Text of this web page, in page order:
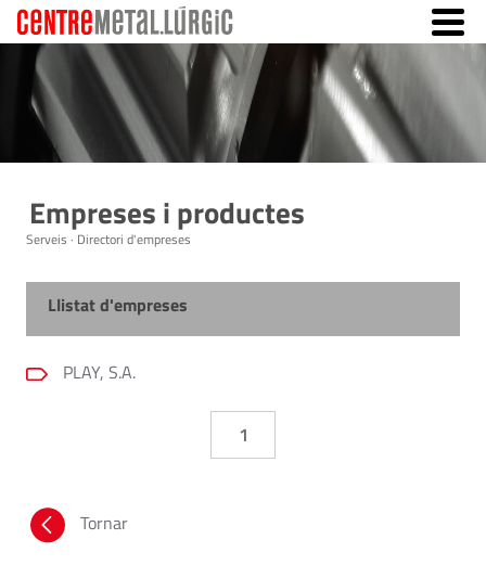
Empreses i productes
Serveis · Directori d'empreses
Llistat d'empreses
PLAY, S.A.
1
Tornar